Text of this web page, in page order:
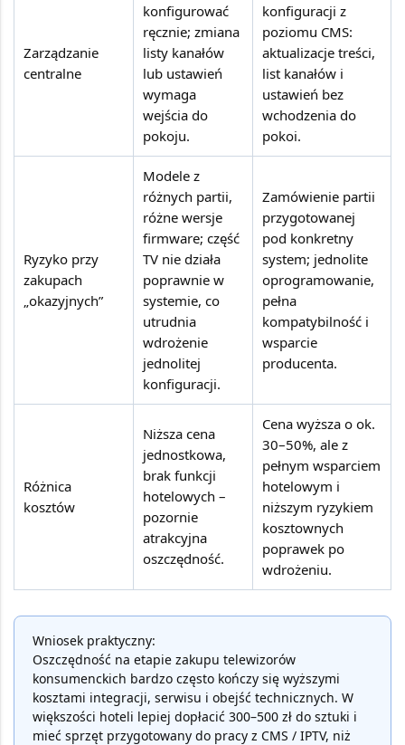
Zarządzanie
centralne
konfigurować
ręcznie; zmiana
listy kanałów
lub ustawień
wymaga
wejścia do
pokoju.
konfiguracji z
poziomu CMS:
aktualizacje treści,
list kanałów i
ustawień bez
wchodzenia do
pokoi.
Ryzyko przy
zakupach
„okazyjnych”
Modele z
różnych partii,
różne wersje
firmware; część
TV nie działa
poprawnie w
systemie, co
utrudnia
wdrożenie
jednolitej
konfiguracji.
Zamówienie partii
przygotowanej
pod konkretny
system; jednolite
oprogramowanie,
pełna
kompatybilność i
wsparcie
producenta.
Różnica
kosztów
Niższa cena
jednostkowa,
brak funkcji
hotelowych –
pozornie
atrakcyjna
oszczędność.
Cena wyższa o ok.
30–50%, ale z
pełnym wsparciem
hotelowym i
niższym ryzykiem
kosztownych
poprawek po
wdrożeniu.
Wniosek praktyczny:
Oszczędność na etapie zakupu telewizorów
konsumenckich bardzo często kończy się wyższymi
kosztami integracji, serwisu i obejść technicznych. W
większości hoteli lepiej dopłacić 300–500 zł do sztuki i
mieć sprzęt przygotowany do pracy z CMS / IPTV, niż